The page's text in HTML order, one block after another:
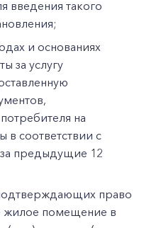
введения такого
и основаниях
за услугу
на
в соответствии с
предыдущие 12
право
жилое помещение в